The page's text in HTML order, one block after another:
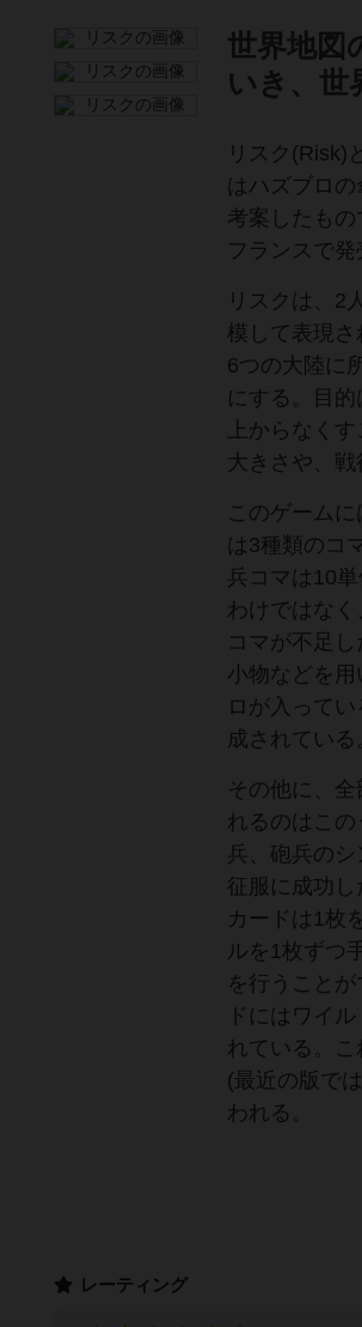
世界地図
いき、世
リスク(Risk)
はハズブロ
考案したも
フランスで発
リスクは、2
模して表現
6つの大陸に
にする。目
上からなく
大きさや、戦
このゲーム
は3種類のコ
兵コマは10
わけではな
コマが不足
小物などを
ロが入って
成されている
その他に、
れるのはこ
兵、砲兵の
征服に成功
カードは1枚
ルを1枚ずつ
を行うこと
ドにはワイ
れている。
(最近の版で
われる。
レーティング